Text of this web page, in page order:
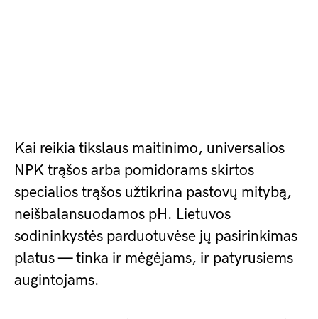
Kai reikia tikslaus maitinimo, universalios
NPK trąšos arba pomidorams skirtos
specialios trąšos užtikrina pastovų mitybą,
neišbalansuodamos pH. Lietuvos
sodininkystės parduotuvėse jų pasirinkimas
platus — tinka ir mėgėjams, ir patyrusiems
augintojams.